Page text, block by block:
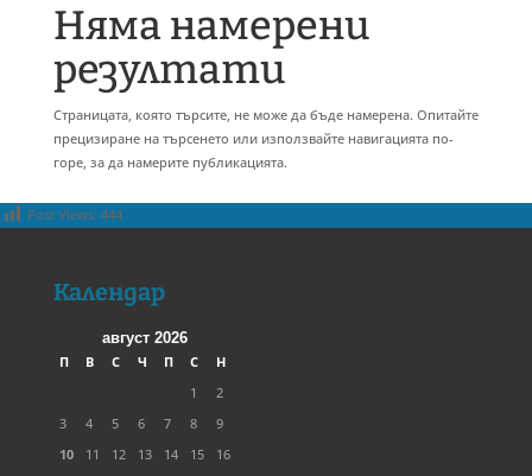
Няма намерени
резултати
Страницата, която търсите, не може да бъде намерена. Опитайте
прецизиране на търсенето или използвайте навигацията по-
горе, за да намерите публикацията.
Post Views: 444
Календар
август 2026
П
В С Ч П С
Н
1
2
3
4 5 6 7 8
9
10
11 12 13 14 15
16